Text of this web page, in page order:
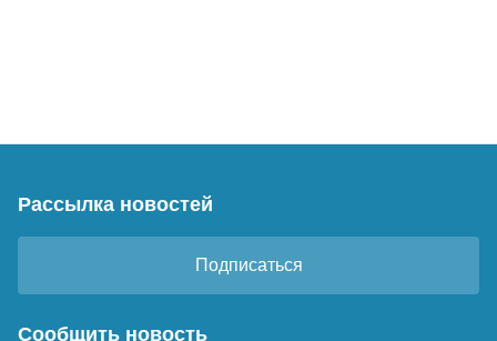
Рассылка новостей
Подписаться
Сообщить новость